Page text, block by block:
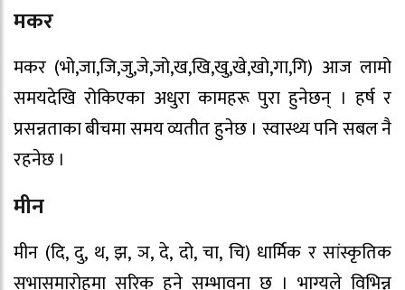
मकर
मकर (भो,जा,जि,जु,जे,जो,ख,खि,खु,खे,खो,गा,गि) आज लामो
समयदेखि रोकिएका अधुरा कामहरू पुरा हुनेछन् । हर्ष र
प्रसन्नताका बीचमा समय व्यतीत हुनेछ । स्वास्थ्य पनि सबल नै
रहनेछ ।
मीन
मीन (दि, दु, थ, झ, ञ, दे, दो, चा, चि) धार्मिक र सांस्कृतिक
सभासमारोहमा सरिक हुने सम्भावना छ । भाग्यले विभिन्न